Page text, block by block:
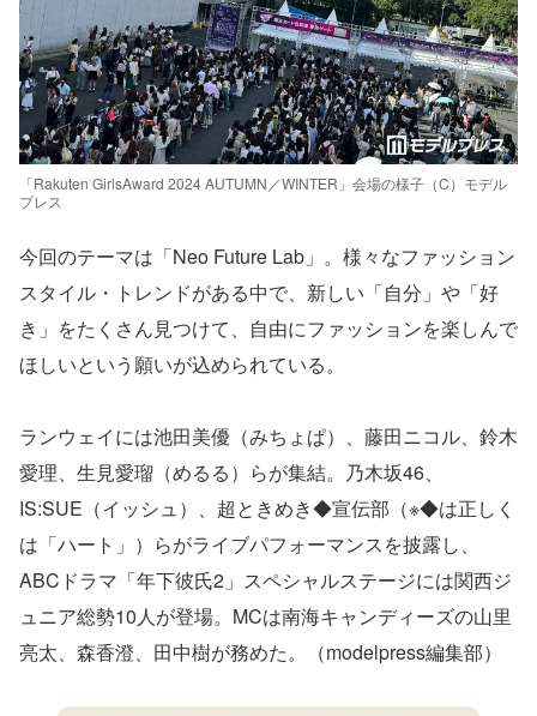
「Rakuten GirlsAward 2024 AUTUMN／WINTER」会場の様子（C）モデル
プレス
今回のテーマは「Neo Future Lab」。様々なファッション
スタイル・トレンドがある中で、新しい「自分」や「好
き」をたくさん見つけて、自由にファッションを楽しんで
ほしいという願いが込められている。
ランウェイには池田美優（みちょぱ）、藤田ニコル、鈴木
愛理、生見愛瑠（めるる）らが集結。乃木坂46、
IS:SUE（イッシュ）、超ときめき◆宣伝部（※◆は正しく
は「ハート」）らがライブパフォーマンスを披露し、
ABCドラマ「年下彼氏2」スペシャルステージには関西ジ
ュニア総勢10人が登場。MCは南海キャンディーズの山里
亮太、森香澄、田中樹が務めた。（modelpress編集部）